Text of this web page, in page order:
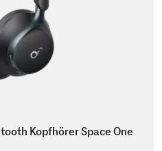
Kopfhörer Space One